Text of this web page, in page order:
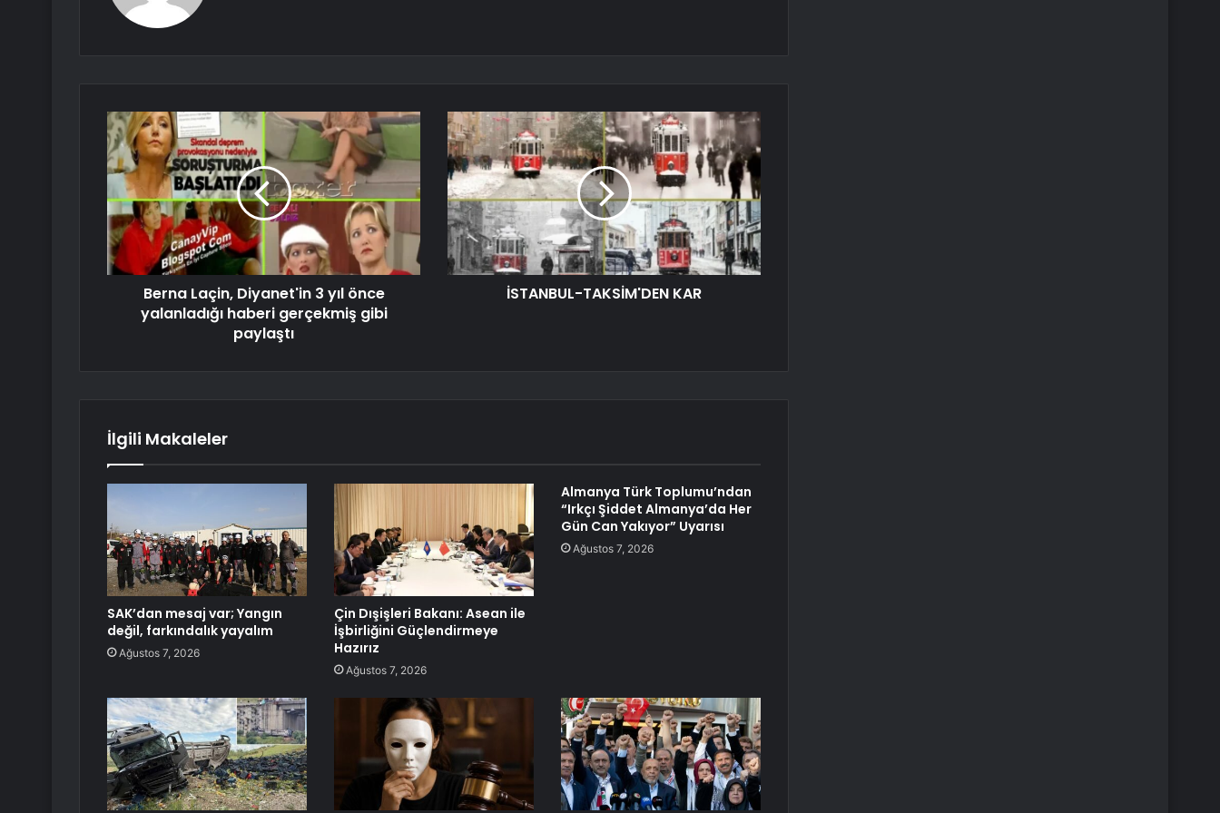
Berna Laçin, Diyanet'in 3 yıl önce
yalanladığı haberi gerçekmiş gibi
paylaştı
İSTANBUL-TAKSİM'DEN KAR
İlgili Makaleler
SAK’dan mesaj var; Yangın
değil, farkındalık yayalım
Ağustos 7, 2026
Çin Dışişleri Bakanı: Asean ile
İşbirliğini Güçlendirmeye
Hazırız
Ağustos 7, 2026
Almanya Türk Toplumu’ndan
“Irkçı Şiddet Almanya’da Her
Gün Can Yakıyor” Uyarısı
Ağustos 7, 2026